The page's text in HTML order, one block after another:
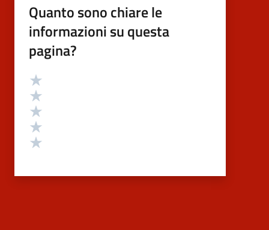
Quanto sono chiare le
informazioni su questa
pagina?
Valutazione